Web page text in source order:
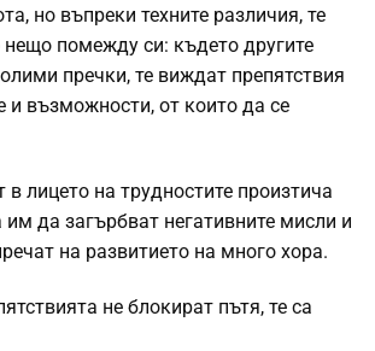
но въпреки техните различия, те
помежду си: където другите
пречки, те виждат препятствия
и възможности, от които да се
в лицето на трудностите произтича
им да загърбват негативните мисли и
на развитието на много хора.
не блокират пътя, те са